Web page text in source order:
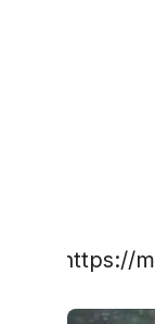
url=”https://